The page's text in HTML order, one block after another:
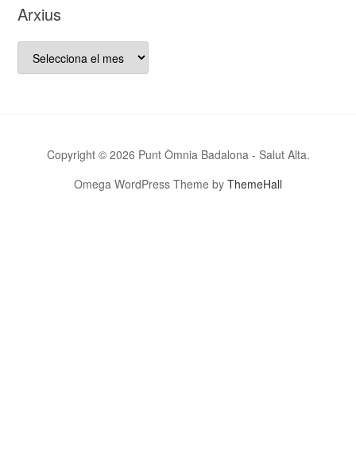
aquest
bloc…
Arxius
Arxius
Copyright © 2026 Punt Òmnia Badalona - Salut Alta.
Omega WordPress Theme by ThemeHall